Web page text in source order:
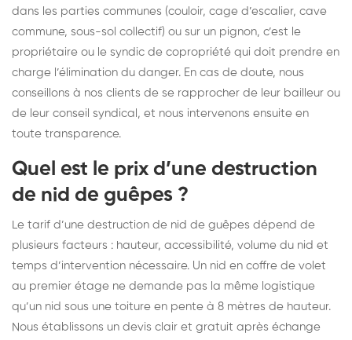
dans les parties communes (couloir, cage d’escalier, cave
commune, sous-sol collectif) ou sur un pignon, c’est le
propriétaire ou le syndic de copropriété qui doit prendre en
charge l’élimination du danger. En cas de doute, nous
conseillons à nos clients de se rapprocher de leur bailleur ou
de leur conseil syndical, et nous intervenons ensuite en
toute transparence.
Quel est le prix d’une destruction
de nid de guêpes ?
Le tarif d’une destruction de nid de guêpes dépend de
plusieurs facteurs : hauteur, accessibilité, volume du nid et
temps d’intervention nécessaire. Un nid en coffre de volet
au premier étage ne demande pas la même logistique
qu’un nid sous une toiture en pente à 8 mètres de hauteur.
Nous établissons un devis clair et gratuit après échange